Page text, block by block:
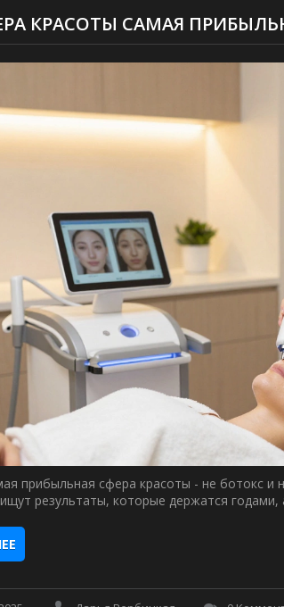
КРАСОТЫ САМАЯ
прибыльная сфера красоты - не ботокс
результаты, которые держатся годами,